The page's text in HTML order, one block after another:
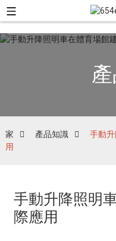
家 產品知識
手動
用
手動升降照明
際應用